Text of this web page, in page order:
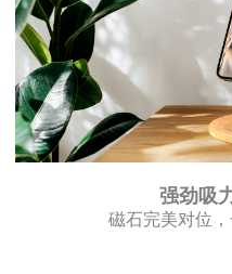
强劲吸
磁石完美对位